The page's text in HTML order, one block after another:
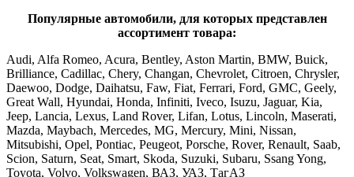
Популярные автомобили, для которых представлен
ассортимент товара:
Audi, Alfa Romeo, Acura, Bentley, Aston Martin, BMW, Buick,
Brilliance, Cadillac, Chery, Changan, Chevrolet, Citroen, Chrysler,
Daewoo, Dodge, Daihatsu, Faw, Fiat, Ferrari, Ford, GMC, Geely,
Great Wall, Hyundai, Honda, Infiniti, Iveco, Isuzu, Jaguar, Kia,
Jeep, Lancia, Lexus, Land Rover, Lifan, Lotus, Lincoln, Maserati,
Mazda, Maybach, Mercedes, MG, Mercury, Mini, Nissan,
Mitsubishi, Opel, Pontiac, Peugeot, Porsche, Rover, Renault, Saab,
Scion, Saturn, Seat, Smart, Skoda, Suzuki, Subaru, Ssang Yong,
Toyota, Volvo, Volkswagen, ВАЗ, УАЗ, ТагАЗ